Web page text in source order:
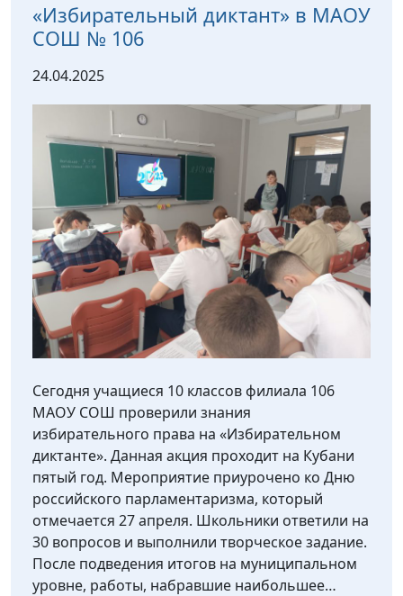
«Избирательный диктант» в МАОУ
СОШ № 106
24.04.2025
Сегодня учащиеся 10 классов филиала 106
МАОУ СОШ проверили знания
избирательного права на «Избирательном
диктанте». Данная акция проходит на Кубани
пятый год. Мероприятие приурочено ко Дню
российского парламентаризма, который
отмечается 27 апреля. Школьники ответили на
30 вопросов и выполнили творческое задание.
После подведения итогов на муниципальном
уровне, работы, набравшие наибольшее…